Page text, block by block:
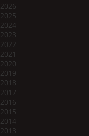
2026
2025
2024
2023
2022
2021
2020
2019
2018
2017
2016
2015
2014
2013